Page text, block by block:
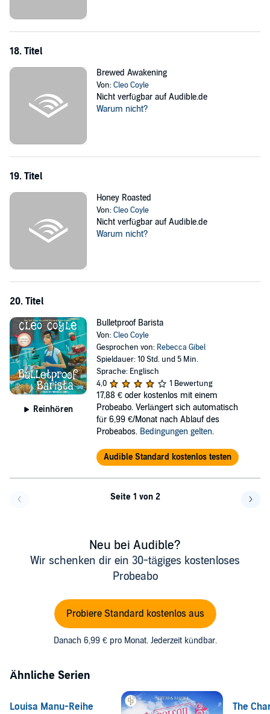
18. Titel
Brewed Awakening
Von:Cleo Coyle
Nicht verfügbar auf Audible.de
Warum nicht?
19. Titel
Honey Roasted
Von:Cleo Coyle
Nicht verfügbar auf Audible.de
Warum nicht?
20. Titel
Reinhören
Bulletproof Barista
Von:Cleo Coyle
Gesprochen von: Rebecca Gibel
Spieldauer: 10 Std. und 5 Min.
Sprache: Englisch
4,0
1 Bewertung
17,88 € oder kostenlos mit einem
Probeabo. Verlängert sich automatisch
für 6,99 €/Monat nach Ablauf des
Probeabos. Bedingungen gelten.
Audible Standard kostenlos testen
Seite 1 von 2
Neu bei Audible?
Wir schenken dir ein 30-tägiges kostenloses
Probeabo
Probiere Standard kostenlos aus
Danach 6,99 € pro Monat. Jederzeit kündbar.
Ähnliche Serien
Louisa Manu-Reihe
The